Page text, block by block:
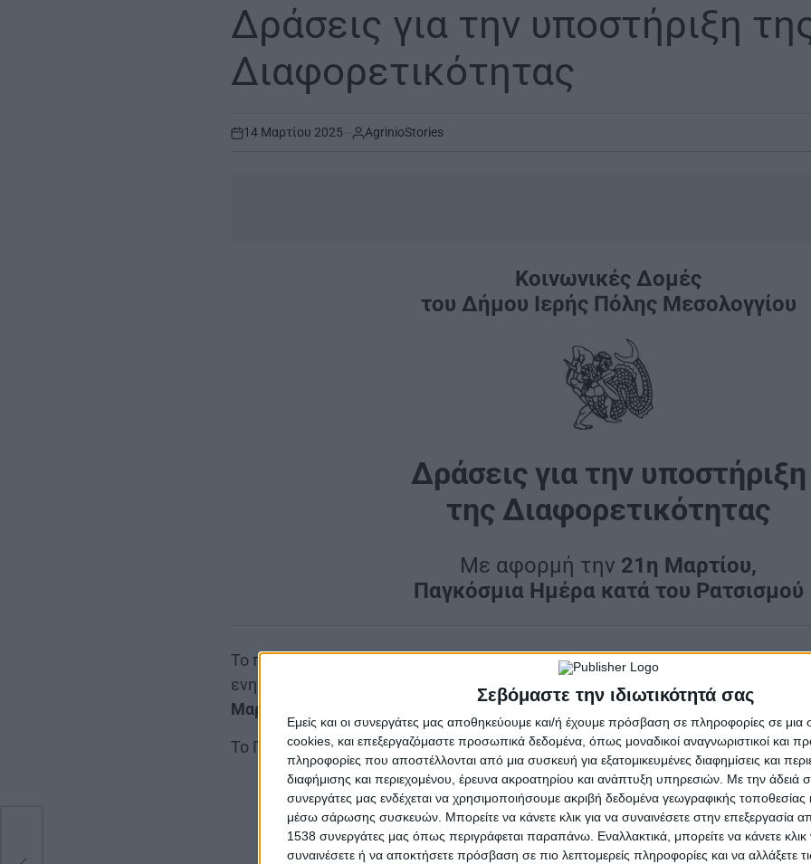
Σεβόμαστε την ιδιωτικότητά σας
Εμείς και οι συνεργάτες μας αποθηκεύουμε και/ή έχουμε πρόσβαση σε πληροφορίες σε
cookies, και επεξεργαζόμαστε προσωπικά δεδομένα, όπως μοναδικοί αναγνωριστικοί και
πληροφορίες που αποστέλλονται από μια συσκευή για εξατομικευμένες διαφημίσεις και
διαφήμισης και περιεχομένου, έρευνα ακροατηρίου και ανάπτυξη υπηρεσιών. Με την άδειά
συνεργάτες μας ενδέχεται να χρησιμοποιήσουμε ακριβή δεδομένα γεωγραφικής τοποθεσίας
μέσω σάρωσης συσκευών. Μπορείτε να κάνετε κλικ για να συναινέσετε στην επεξεργασία
1538 συνεργάτες μας όπως περιγράφεται παραπάνω. Εναλλακτικά, μπορείτε να κάνετε κλικ
συναινέσετε ή να αποκτήσετε πρόσβαση σε πιο λεπτομερείς πληροφορίες και να αλλάξετε
Δράσεις για την υποστήριξη
Διαφορετικότητας
on
14 Μαρτίου 2025 AgrinioStories
Κοινωνικές Δομές
του Δήμου Ιερής Πόλης Μεσολογγίου
Δράσεις για την υποστήριξη
της Διαφορετικότητας
Με αφορμή την 21η Μαρτίου,
Παγκόσμια Ημέρα κατά του Ρατσισμού
Το προσωπικό τωνΚοινωνικών Δομών του Δήμου Ιερής Πόλης Μεσολογγίου
ενημέρωσης προς μαθητές, με θέμα την
«Υποστήριξη στη Διαφορετικότητα»
Μαρτίου, Παγκόσμια Ημέρα κατά του Ρατσισμού .
Το Πρόγραμμα των ενημερωτικών δράσεων θα πραγματοποιηθεί ως εξής:
Δημοτικό ΣχολείοΠενταλόφου: 17/3/2025
2ο Δημοτικό Αιτωλικού: 18/3/2025
3ο Δημοτικό Μεσολογγίου: 19/3/2025
Δημοτικό Σχολείο ΑγίουΘωμά: 20/3/2025